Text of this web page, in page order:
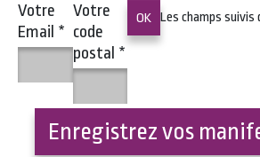
Votre
Email *
Votre
code
postal *
Les champs suivis
Enregistrez vos